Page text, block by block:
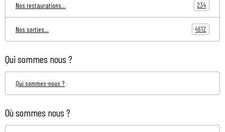
Nos restaurations... 234
Nos sorties... 4612
Qui sommes nous ?
Qui sommes-nous ?
Où sommes nous ?